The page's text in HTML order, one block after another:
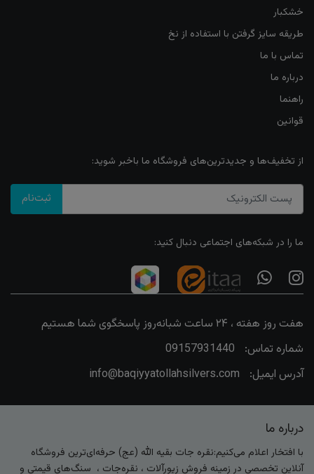
خشکبار
طریقه سایز گرفتن با استفاده از نخ
تماس با ما
درباره ما
راهنما
قوانین
از تخفیف‌ها و جدیدترین‌های فروشگاه ما باخبر شوید:
ثبت‌نام
ما را در شبکه‌های اجتماعی دنبال کنید:
هفت روز هفته ، ۲۴ ساعت شبانه‌روز پاسخگوی شما هستیم
شماره تماس:
09157931440
آدرس ایمیل:
info@baqiyyatollahsilvers.com
درباره ما
با افتخار اعلام می‌کنیم:نقره جات بقیه الله (عج) حرفه‌ای‌ترین فروشگاه
آنلاین تخصصی در زمینه فروش زیورآلات ، نقره‌جات ، سنگ‌های قیمتی و